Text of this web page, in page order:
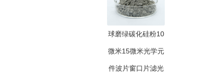
球磨绿碳化硅粉10
微米15微米光学元
件波片窗口片滤光